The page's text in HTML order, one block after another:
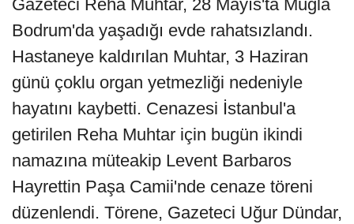
Gazeteci Reha Muhtar, 28 Mayıs'ta Muğla
Bodrum'da yaşadığı evde rahatsızlandı.
Hastaneye kaldırılan Muhtar, 3 Haziran
günü çoklu organ yetmezliği nedeniyle
hayatını kaybetti. Cenazesi İstanbul'a
getirilen Reha Muhtar için bugün ikindi
namazına müteakip Levent Barbaros
Hayrettin Paşa Camii'nde cenaze töreni
düzenlendi. Törene, Gazeteci Uğur Dündar,